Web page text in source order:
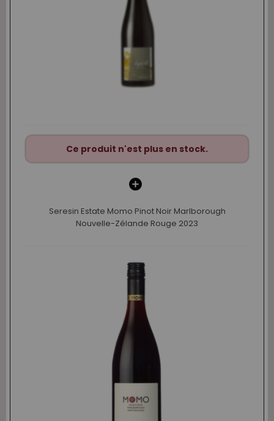
Ce produit n'est plus en stock.
Seresin Estate Momo Pinot Noir Marlborough
Nouvelle-Zélande Rouge 2023